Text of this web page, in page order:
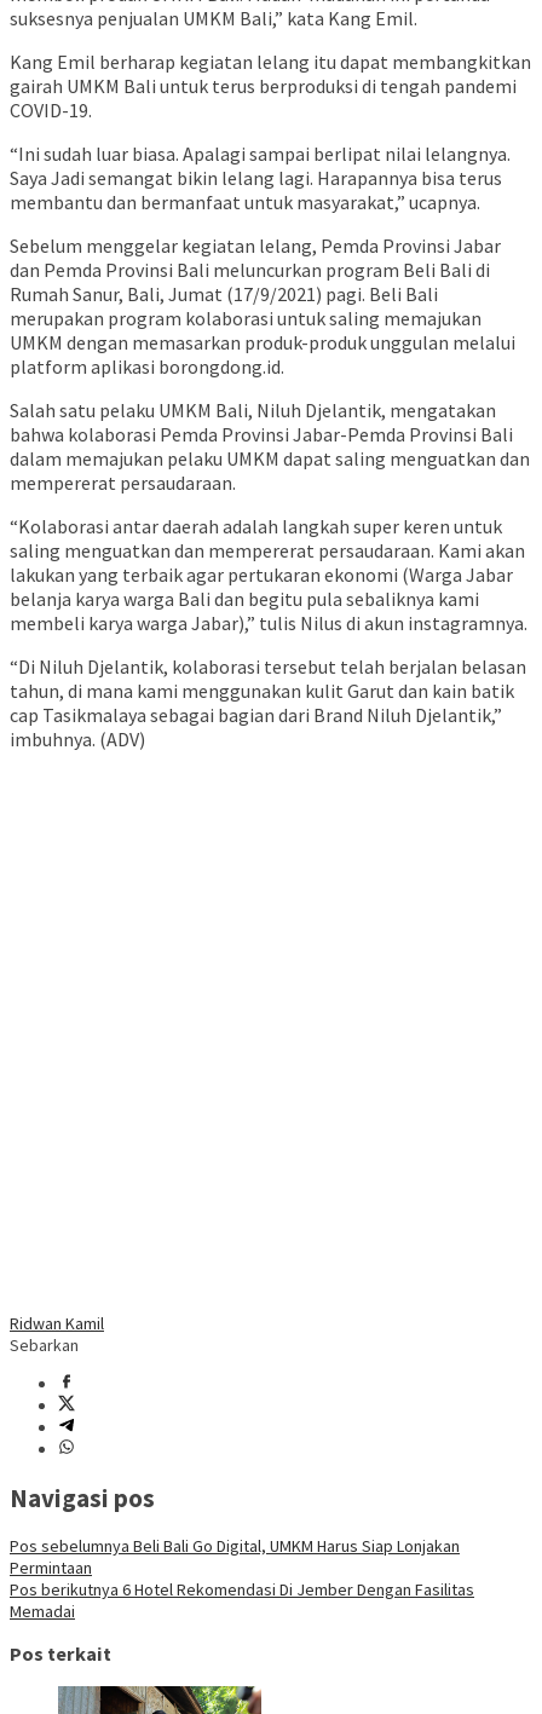
suksesnya penjualan UMKM Bali,” kata Kang Emil.
Kang Emil berharap kegiatan lelang itu dapat membangkitkan
gairah UMKM Bali untuk terus berproduksi di tengah pandemi
COVID-19.
“Ini sudah luar biasa. Apalagi sampai berlipat nilai lelangnya.
Saya Jadi semangat bikin lelang lagi. Harapannya bisa terus
membantu dan bermanfaat untuk masyarakat,” ucapnya.
Sebelum menggelar kegiatan lelang, Pemda Provinsi Jabar
dan Pemda Provinsi Bali meluncurkan program Beli Bali di
Rumah Sanur, Bali, Jumat (17/9/2021) pagi. Beli Bali
merupakan program kolaborasi untuk saling memajukan
UMKM dengan memasarkan produk-produk unggulan melalui
platform aplikasi borongdong.id.
Salah satu pelaku UMKM Bali, Niluh Djelantik, mengatakan
bahwa kolaborasi Pemda Provinsi Jabar-Pemda Provinsi Bali
dalam memajukan pelaku UMKM dapat saling menguatkan dan
mempererat persaudaraan.
“Kolaborasi antar daerah adalah langkah super keren untuk
saling menguatkan dan mempererat persaudaraan. Kami akan
lakukan yang terbaik agar pertukaran ekonomi (Warga Jabar
belanja karya warga Bali dan begitu pula sebaliknya kami
membeli karya warga Jabar),” tulis Nilus di akun instagramnya.
“Di Niluh Djelantik, kolaborasi tersebut telah berjalan belasan
tahun, di mana kami menggunakan kulit Garut dan kain batik
cap Tasikmalaya sebagai bagian dari Brand Niluh Djelantik,”
imbuhnya. (ADV)
Ridwan Kamil
Sebarkan
Navigasi pos
Pos sebelumnya Beli Bali Go Digital, UMKM Harus Siap Lonjakan
Permintaan
Pos berikutnya 6 Hotel Rekomendasi Di Jember Dengan Fasilitas
Memadai
Pos terkait